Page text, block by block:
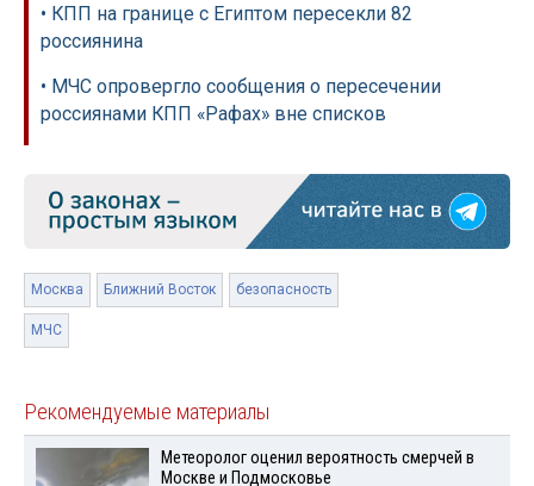
• КПП на границе с Египтом пересекли 82
россиянина
• МЧС опровергло сообщения о пересечении
россиянами КПП «Рафах» вне списков
Москва Ближний Восток безопасность
МЧС
Рекомендуемые материалы
Метеоролог оценил вероятность смерчей в
Москве и Подмосковье